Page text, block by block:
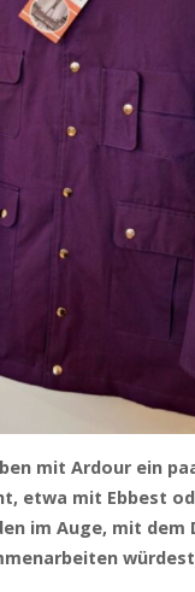
mit Ardour ein
etwa mit Ebbest
im Auge, mit dem